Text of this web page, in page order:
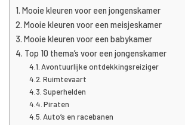
Mooie kleuren voor een jongenskamer
Mooie kleuren voor een meisjeskamer
Mooie kleuren voor een babykamer
Top 10 thema’s voor een jongenskamer
Avontuurlijke ontdekkingsreiziger
Ruimtevaart
Superhelden
Piraten
Auto’s en racebanen